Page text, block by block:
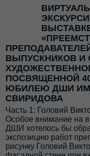
ВЫПУСКНИКОВ
ПОСВЯЩЕННОЙ
ЮБИЛЕЮ ДШИ
СВИРИДОВА
Часть 1: Головий
Особое внимание на
ДШИ хотелось бы
экспозицию работ
рисунку Головий